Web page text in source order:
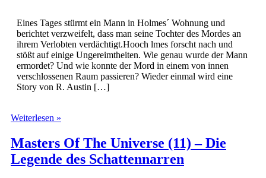
Eines Tages stürmt ein Mann in Holmes´ Wohnung und
berichtet verzweifelt, dass man seine Tochter des Mordes an
ihrem Verlobten verdächtigt.Hooch lmes forscht nach und
stößt auf einige Ungereimtheiten. Wie genau wurde der Mann
ermordet? Und wie konnte der Mord in einem von innen
verschlossenen Raum passieren? Wieder einmal wird eine
Story von R. Austin […]
Weiterlesen »
(72)
–
Der
Masters Of The Universe (11) – Die
Legende des Schattennarren